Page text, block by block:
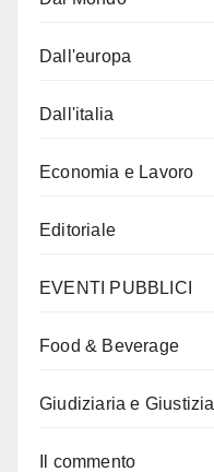
Dall'europa
Dall'italia
Economia e Lavoro
Editoriale
EVENTI PUBBLICI
Food & Beverage
Giudiziaria e Giustizia
Il commento